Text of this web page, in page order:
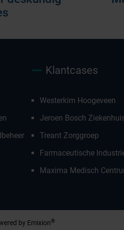
Klantcases
Westerkim Hoogeveen
Jeroen Bosch
Treant Zorggroep
Farmaceutische
Maxima Medisch
by Emixion®